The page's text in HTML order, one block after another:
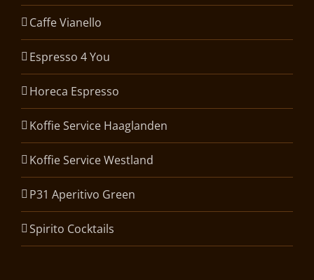
Caffe Vianello
Espresso 4 You
Horeca Espresso
Koffie Service Haaglanden
Koffie Service Westland
P31 Aperitivo Green
Spirito Cocktails